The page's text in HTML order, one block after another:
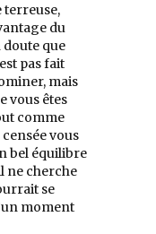
terreuse,
du
que
pas fait
mais
vous êtes
comme
vous
bel équilibre
ne cherche
se
moment